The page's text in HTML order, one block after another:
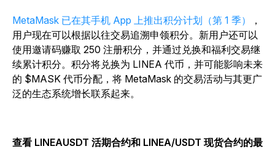
MetaMask 已在其手机 App 上推出积分计划（第 1 季）
，
用户现在可以根据以往交易追溯申领积分。新用户还可以
使用邀请码赚取 250 注册积分，并通过兑换和福利交易继
续累计积分。积分将兑换为 LINEA 代币，并可能影响未来
的 $MASK 代币分配，将 MetaMask 的交易活动与其更广
泛的生态系统增长联系起来。
查看 LINEAUSDT 活期合约和 LINEA/USDT 现货合约的最